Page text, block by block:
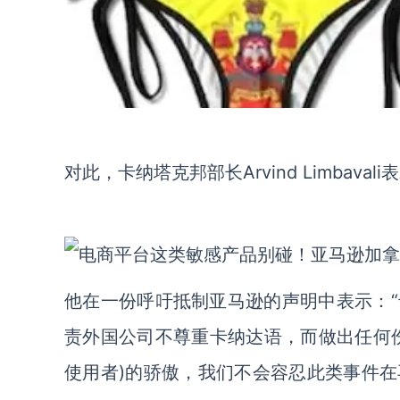
对此，卡纳塔克邦部长Arvind Limbavali
他在一份呼吁抵制亚马逊的声明中表示
责外国公司不尊重卡纳达语，而做出任
使用者)的骄傲，我们不会容忍此类事件